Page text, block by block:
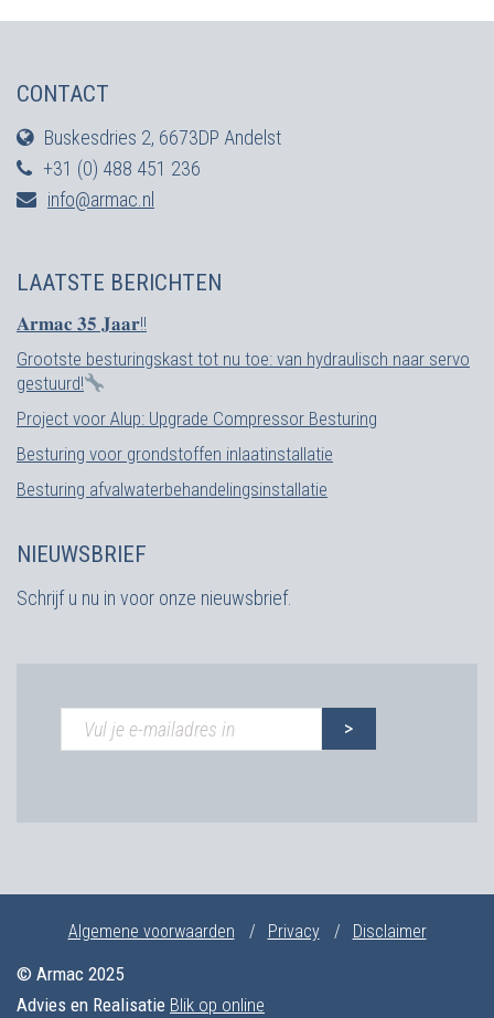
CONTACT
Buskesdries 2, 6673DP Andelst
+31 (0) 488 451 236
info@armac.nl
LAATSTE BERICHTEN
𝐀𝐫𝐦𝐚𝐜 𝟑𝟓 𝐉𝐚𝐚𝐫!!
Grootste besturingskast tot nu toe: van hydraulisch naar servo
gestuurd!
Project voor Alup: Upgrade Compressor Besturing
Besturing voor grondstoffen inlaatinstallatie
Besturing afvalwaterbehandelingsinstallatie
NIEUWSBRIEF
Schrijf u nu in voor onze nieuwsbrief.
Algemene voorwaarden Privacy Disclaimer
© Armac 2025
Advies en Realisatie Blik op online